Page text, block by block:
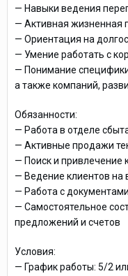
— Навыки ведения
— Активная жизненная
— Ориентация на
— Умение работать с
— Понимание
а также компаний,
Обязанности:
— Работа в отделе
— Активные продажи
— Поиск и привлечение
— Ведение клиентов на
— Работа с документами
— Самостоятельное
предложений и счетов
Условия:
— График работы: 5/2